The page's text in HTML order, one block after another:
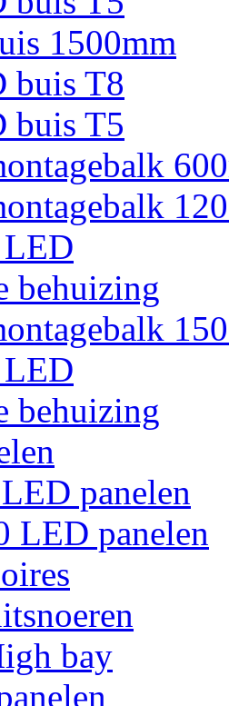
1500mm
buis T8
buis T5
behuizing
behuizing
panelen
LED panelen
bay